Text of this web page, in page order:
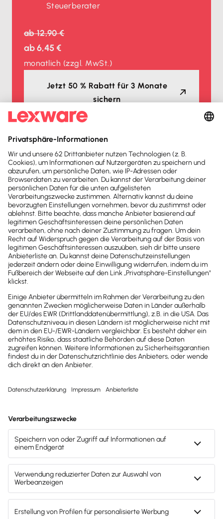
Steuerberater
ab12,90 €
ab6,45 €
monatlich (zzgl. MwSt.)
Jetzt 50 % Rabatt für 3 Monate
sichern
Lexware Office ist mehrfacher
Testsieger
2026
Buchhaltungssoftware
Testsieger
2025
Buchhaltungssoftware
Testsieger
Testsieger Testsieger
2022
Testsieger
2025
Mach's dir leicht und gib deinem Business den
entscheidenden Push – mit unserer Software für